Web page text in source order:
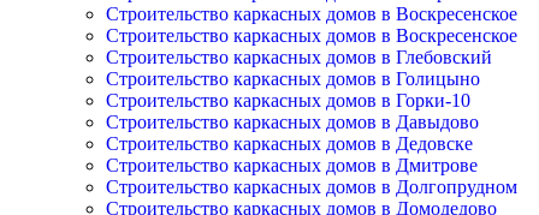
Строительство каркасных домов в Воскресенское
Строительство каркасных домов в Воскресенское
Строительство каркасных домов в Глебовский
Строительство каркасных домов в Голицыно
Строительство каркасных домов в Горки-10
Строительство каркасных домов в Давыдово
Строительство каркасных домов в Дедовске
Строительство каркасных домов в Дмитрове
Строительство каркасных домов в Долгопрудном
Строительство каркасных домов в Домодедово